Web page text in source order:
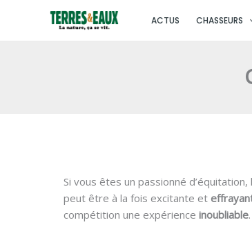
ACTUS CHASSEURS
Si vous êtes un passionné d’équitation,
peut être à la fois excitante et
compétition une expérience inoubliable